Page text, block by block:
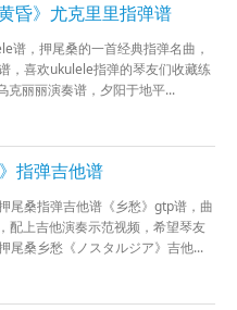
昏》尤克里里指弹谱
谱，押尾桑的一首经典指弹名曲，
，喜欢ukulele指弹的琴友们收藏练
克丽丽演奏谱，夕阳于地平...
指弹吉他谱
尾桑指弹吉他谱《乡愁》gtp谱，曲
配上吉他演奏示范视频，希望琴友
尾桑乡愁《ノスタルジア》吉他...